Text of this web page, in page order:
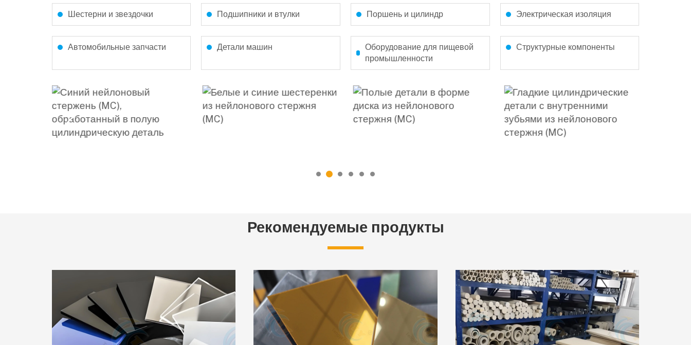
Шестерни и звездочки Подшипники и втулки Поршень и цилиндр Электрическая изоляция
Автомобильные запчасти Детали машин
Оборудование для пищевой
промышленности
Структурные компоненты
Рекомендуемые продукты